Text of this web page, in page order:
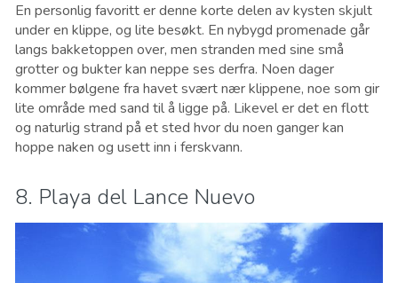
En personlig favoritt er denne korte delen av kysten skjult
under en klippe, og lite besøkt. En nybygd promenade går
langs bakketoppen over, men stranden med sine små
grotter og bukter kan neppe ses derfra. Noen dager
kommer bølgene fra havet svært nær klippene, noe som gir
lite område med sand til å ligge på. Likevel er det en flott
og naturlig strand på et sted hvor du noen ganger kan
hoppe naken og usett inn i ferskvann.
8. Playa del Lance Nuevo